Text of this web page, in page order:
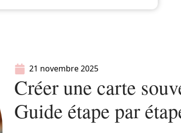
21 novembre 2025
Créer une carte
Guide étape par